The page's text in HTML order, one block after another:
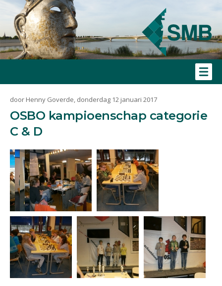
door Henny Goverde, donderdag 12 januari 2017
OSBO kampioenschap categorie
C & D